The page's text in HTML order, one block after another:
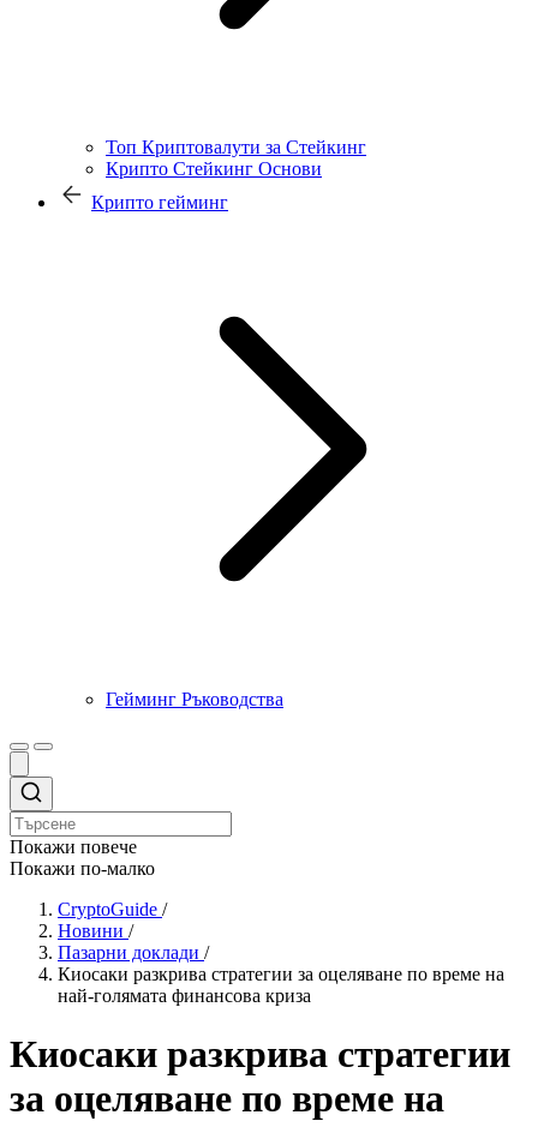
Топ Криптовалути за Стейкинг
Крипто Стейкинг Основи
Крипто гейминг
Гейминг Ръководства
Покажи повече
Покажи по-малко
CryptoGuide /
Новини /
Пазарни доклади /
Киосаки разкрива стратегии за оцеляване по време на
най-голямата финансова криза
Киосаки разкрива стратегии
за оцеляване по време на